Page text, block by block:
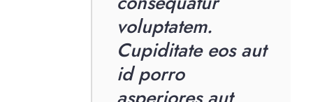
voluptatem.
Cupiditate eos aut
id porro